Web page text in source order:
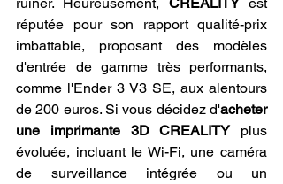
réputée pour son rapport qualité-prix
imbattable, proposant des modèles
d'entrée de gamme très performants,
comme l'Ender 3 V3 SE, aux alentours
de 200 euros. Si vous décidez d'acheter
une imprimante 3D CREALITY plus
évoluée, incluant le Wi-Fi, une caméra
de surveillance intégrée ou un